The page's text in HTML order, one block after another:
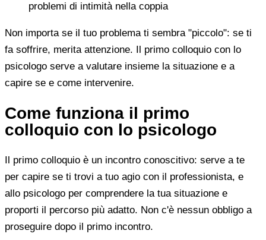
problemi di intimità nella coppia
Non importa se il tuo problema ti sembra "piccolo": se ti
fa soffrire, merita attenzione. Il primo colloquio con lo
psicologo serve a valutare insieme la situazione e a
capire se e come intervenire.
Come funziona il primo
colloquio con lo psicologo
Il primo colloquio è un incontro conoscitivo: serve a te
per capire se ti trovi a tuo agio con il professionista, e
allo psicologo per comprendere la tua situazione e
proporti il percorso più adatto. Non c'è nessun obbligo a
proseguire dopo il primo incontro.